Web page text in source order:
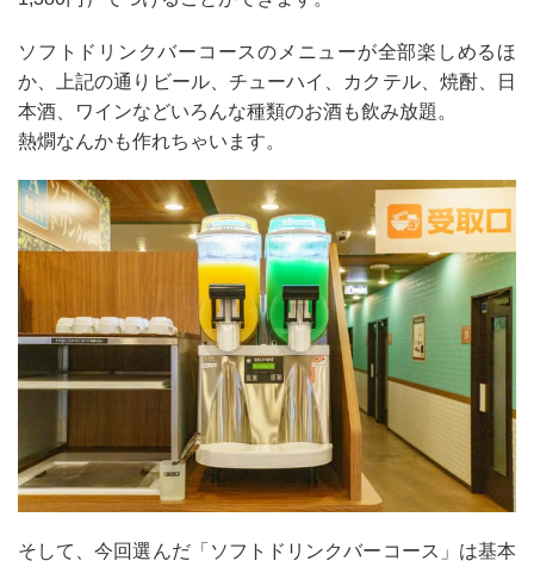
ソフトドリンクバーコースのメニューが全部楽しめるほ
か、上記の通りビール、チューハイ、カクテル、焼酎、日
本酒、ワインなどいろんな種類のお酒も飲み放題。
熱燗なんかも作れちゃいます。
そして、今回選んだ「ソフトドリンクバーコース」は基本